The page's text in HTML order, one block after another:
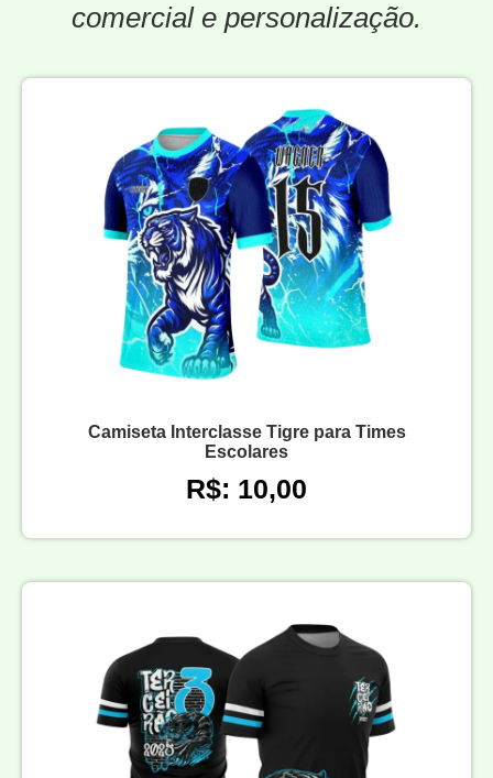
comercial e personalização.
Camiseta Interclasse Tigre para Times
Escolares
R$: 10,00